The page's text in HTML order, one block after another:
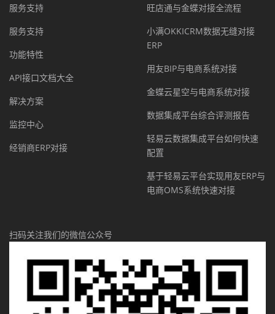
服务支持
服务支持
功能特性
API接口文档大全
解决方案
监控中心
经销商ERP对接
旺店通与金蝶对接全流程
小满OKKICRM数据无缝对接
ERP
用友BIP与电商系统对接
金蝶云星空与电商系统对接
数据集成平台综合评测报告
轻易云数据集成平台如何快速
配置
基于轻易云平台实现用友ERP与
电商OMS系统快速对接
扫码关注我们的微信公众号